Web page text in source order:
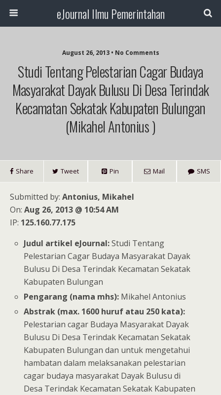
eJournal Ilmu Pemerintahan
August 26, 2013 • No Comments
Studi Tentang Pelestarian Cagar Budaya
Masyarakat Dayak Bulusu Di Desa Terindak
Kecamatan Sekatak Kabupaten Bulungan
(Mikahel Antonius )
Share Tweet Pin Mail SMS
Submitted by: Antonius, Mikahel
On: Aug 26, 2013 @ 10:54 AM
IP: 125.160.77.175
Judul artikel eJournal:Studi Tentang
Pelestarian Cagar Budaya Masyarakat Dayak
Bulusu Di Desa Terindak Kecamatan Sekatak
Kabupaten Bulungan
Pengarang (nama mhs): Mikahel Antonius
Abstrak (max. 1600 huruf atau 250 kata):
Pelestarian cagar Budaya Masyarakat Dayak
Bulusu Di Desa Terindak Kecamatan Sekatak
Kabupaten Bulungan dan untuk mengetahui
hambatan dalam melaksanakan pelestarian
cagar budaya masyarakat Dayak Bulusu di
Desa Terindak Kecamatan Sekatak Kabupaten